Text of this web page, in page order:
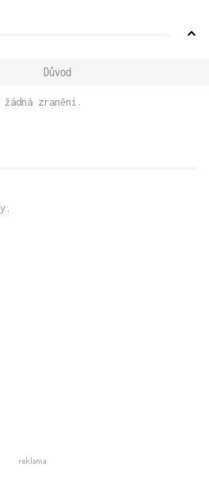
Důvod
žádná zranění.